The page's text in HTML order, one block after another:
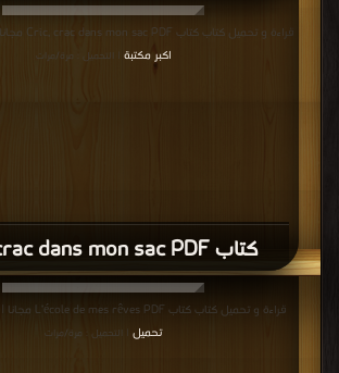
كتاب Cric, crac dans mon sac PDF
قراءة و تحميل كتاب كتاب Cric, crac dans mon sac PDF مجانا | مكتبة >
اكبر مكتبة
| التحميل : مرة/مرات
قراءة و تحميل كتاب كتاب L’école de mes rêves PDF مجانا | مكتبة >
تحميل
| التحميل : مرة/مرات